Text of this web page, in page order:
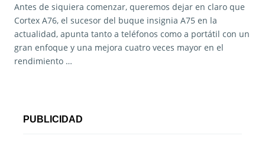
Antes de siquiera comenzar, queremos dejar en claro que
Cortex A76, el sucesor del buque insignia A75 en la
actualidad, apunta tanto a teléfonos como a portátil con un
gran enfoque y una mejora cuatro veces mayor en el
rendimiento …
PUBLICIDAD